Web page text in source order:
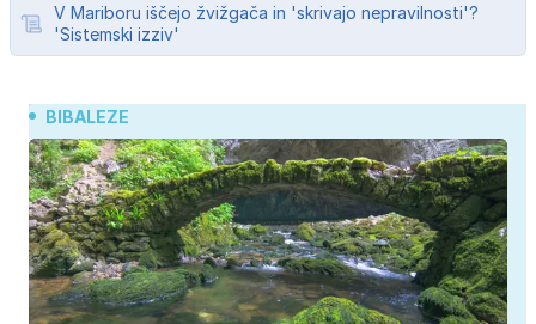
V Mariboru iščejo žvižgača in 'skrivajo nepravilnosti'?
'Sistemski izziv'
BIBALEZE